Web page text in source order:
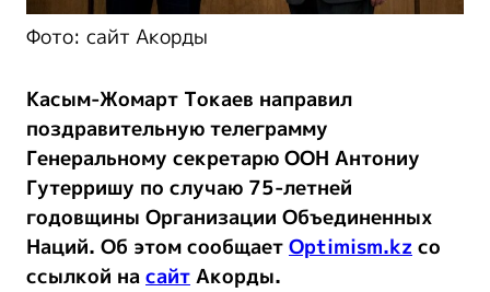
Фото: сайт Акорды
Касым-Жомарт Токаев направил
поздравительную телеграмму
Генеральному секретарю ООН Антониу
Гутерришу по случаю 75-летней
годовщины Организации Объединенных
Наций. Об этом сообщаетOptimism.kz со
ссылкой насайтАкорды.